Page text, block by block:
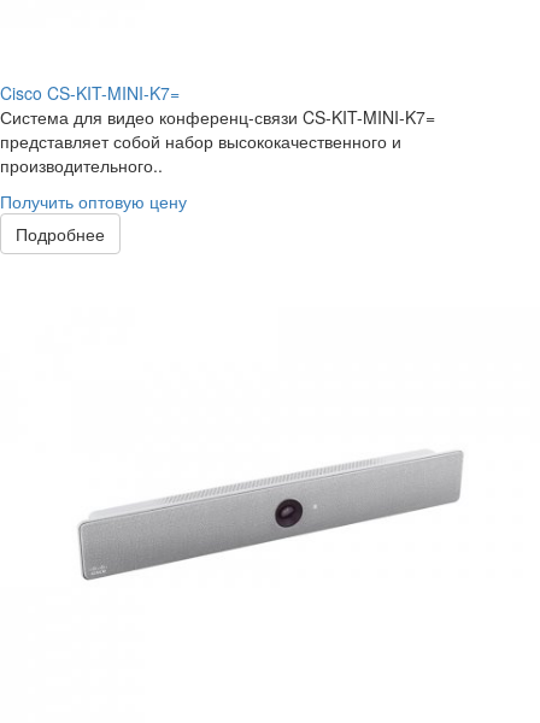
Cisco CS-KIT-MINI-K7=
Система для видео конференц-связи CS-KIT-MINI-K7=
представляет собой набор высококачественного и
производительного..
Получить оптовую цену
Подробнее